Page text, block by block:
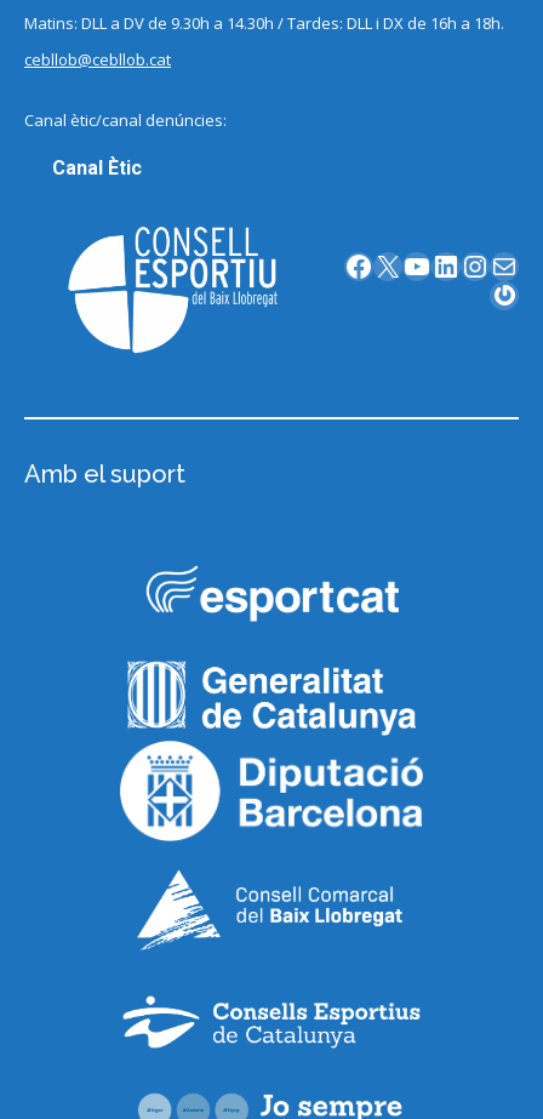
Matins: DLL a DV de 9.30h a 14.30h / Tardes: DLL i DX de 16h a 18h.
cebllob@cebllob.cat
Canal ètic/canal denúncies:
Canal Ètic
Facebook X YouTube LinkedIn InstagramCorreu electrònic
Gravatar
Amb el suport